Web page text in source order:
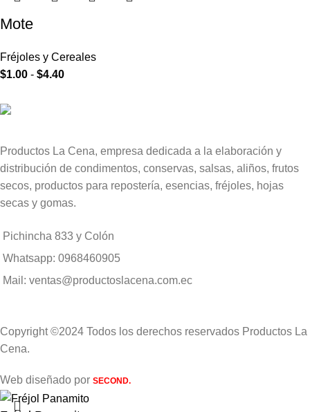
Mote
Fréjoles y Cereales
$1.00 - $4.40
Productos La Cena, empresa dedicada a la elaboración y
distribución de condimentos, conservas, salsas, aliños, frutos
secos, productos para repostería, esencias, fréjoles, hojas
secas y gomas.
Pichincha 833 y Colón
Whatsapp: 0968460905
Mail: ventas@productoslacena.com.ec
Copyright ©2024 Todos los derechos reservados Productos La
Cena.
Web diseñado por SECOND.